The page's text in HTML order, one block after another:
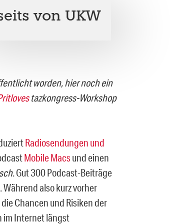
von UKW
worden, hier noch ein
tazkongress-Workshop
Radiosendungen und
Mobile Macsund einen
. Gut 300 Podcast-Beiträge
also kurz vorher
Chancen und Risiken der
im Internet längst